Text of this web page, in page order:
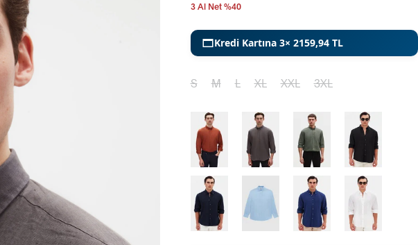
3 Al Net %40
Kredi Kartına 3× 2159,94 TL
S M L XL XXL 3XL